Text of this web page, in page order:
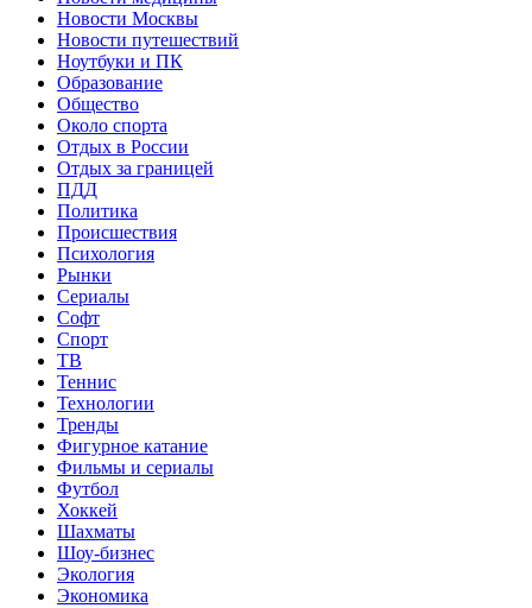
Новости Москвы
Новости путешествий
Ноутбуки и ПК
Образование
Общество
Около спорта
Отдых в России
Отдых за границей
ПДД
Политика
Происшествия
Психология
Рынки
Сериалы
Софт
Спорт
ТВ
Теннис
Технологии
Тренды
Фигурное катание
Фильмы и сериалы
Футбол
Хоккей
Шахматы
Шоу-бизнес
Экология
Экономика